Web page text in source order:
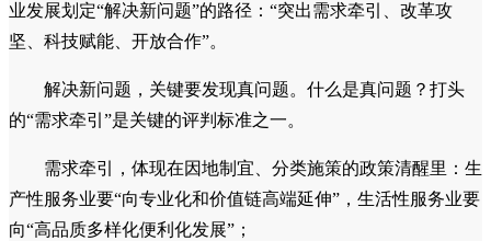
业发展划定“解决新问题”的路径：“突出需求牵引、改革攻
坚、科技赋能、开放合作”。
解决新问题，关键要发现真问题。什么是真问题？打头
的“需求牵引”是关键的评判标准之一。
需求牵引，体现在因地制宜、分类施策的政策清醒里：生
产性服务业要“向专业化和价值链高端延伸”，生活性服务业要
向“高品质多样化便利化发展”；